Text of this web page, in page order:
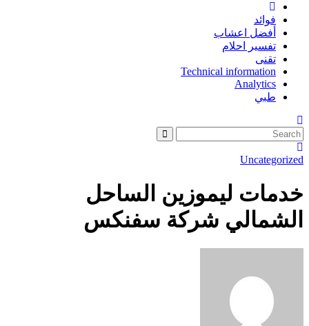
فوائد
أفضل اعشاب
تفسير احلام
تقنى
Technical information
Analytics
طبي
Uncategorized
خدمات ليموزين الساحل
الشمالي شركة سفنكس